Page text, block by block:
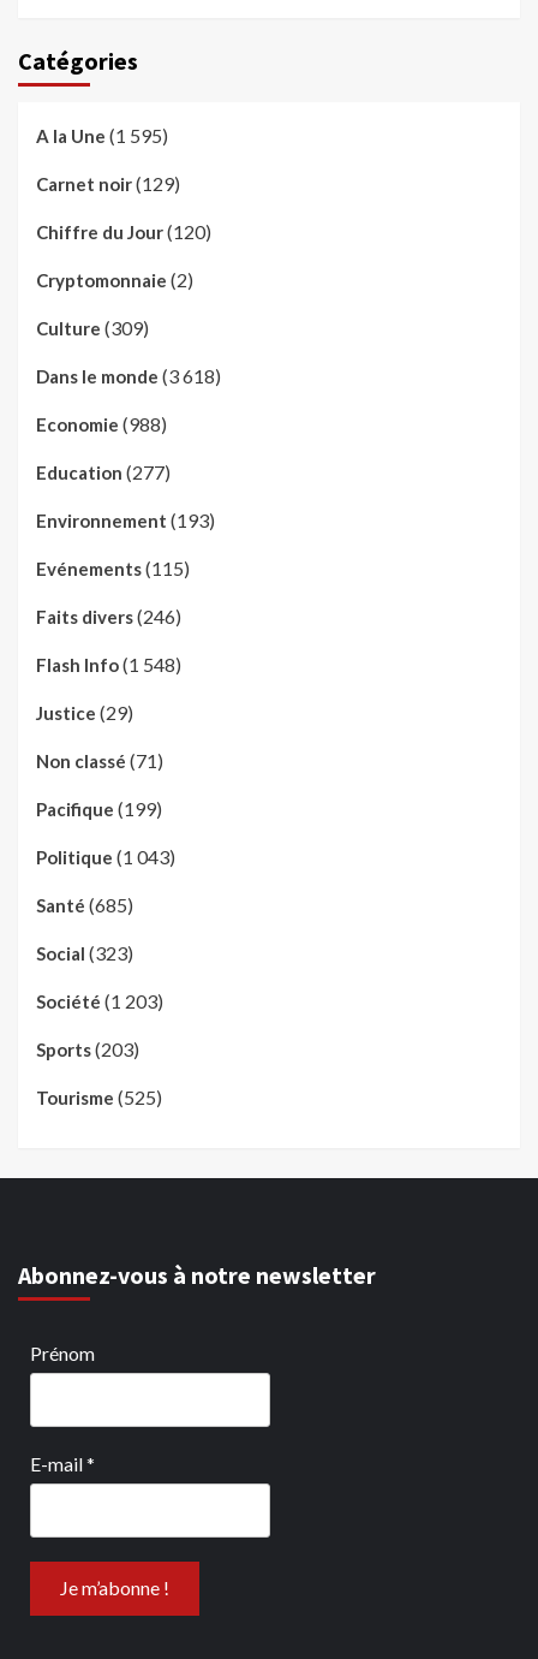
Catégories
A la Une (1 595)
Carnet noir(129)
Chiffre du Jour(120)
Cryptomonnaie (2)
Culture (309)
Dans le monde (3 618)
Economie (988)
Education (277)
Environnement (193)
Evénements(115)
Faits divers(246)
Flash Info(1 548)
Justice (29)
Non classé (71)
Pacifique (199)
Politique (1 043)
Santé (685)
Social (323)
Société (1 203)
Sports(203)
Tourisme (525)
Abonnez-vous à notre newsletter
Prénom
E-mail*